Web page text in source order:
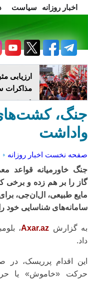
اخبار روزانه سیاست
ارزیابی
مذاکرات
در رم
جنگ،
وا‌داشت
صفحه نخست اخبار روزانه
جنگ خاورمیانه قواعد
گاز را بر هم زده و برخی
مایع طبیعی، ال‌ان‌جی،
سامانه‌های شناسایی خود
به گزارش Axar.az،
داد.
این اقدام پرریسک، در
حرکت «خاموش» یا